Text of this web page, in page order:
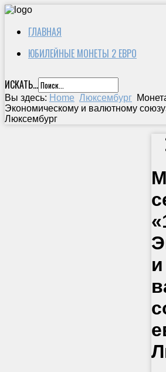
ГЛАВНАЯ
ЮБИЛЕЙНЫЕ МОНЕТЫ 2 ЕВРО
ИСКАТЬ...
Вы здесь: Home Люксембург
Экономическому и валютному
Люксембург
и